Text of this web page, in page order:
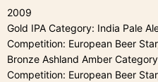
2009
Gold IPA Category: India Pale
Competition: European Beer
Bronze Ashland Amber
Competition: European Beer